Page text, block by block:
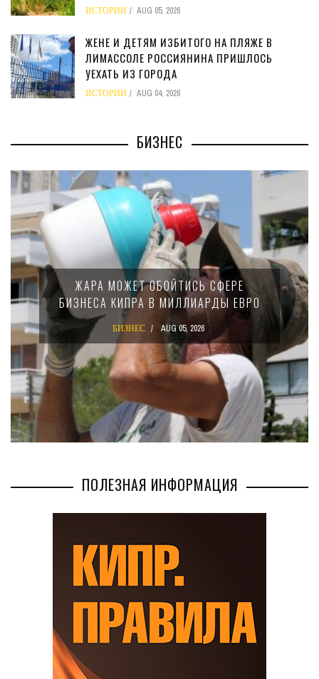
ИСТОРИИ AUG 05, 2026
ЖЕНЕ И ДЕТЯМ ИЗБИТОГО НА ПЛЯЖЕ В
ЛИМАССОЛЕ РОССИЯНИНА ПРИШЛОСЬ
УЕХАТЬ ИЗ ГОРОДА
ИСТОРИИ AUG 04, 2026
БИЗНЕС
ЖАРА МОЖЕТ ОБОЙТИСЬ СФЕРЕ
БИЗНЕСА КИПРА В МИЛЛИАРДЫ ЕВРО
БИЗНЕС AUG 05, 2026
ПОЛЕЗНАЯ ИНФОРМАЦИЯ